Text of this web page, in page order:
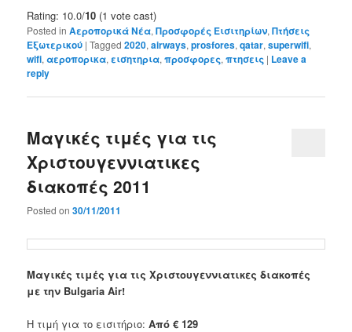
Rating: 10.0/10 (1 vote cast)
Posted in Αεροπορικά Νέα,Προσφορές Εισιτηρίων,Πτήσεις
Εξωτερικού |Tagged 2020,airways,prosfores,qatar,superwifi,
wifi,αεροπορικα,εισητηρια,προσφορες,πτησεις | Leave a
reply
Μαγικές τιμές για τις
Χριστουγεννιατικες
διακοπές 2011
Posted on30/11/2011
Μαγικές τιμές για τις Χριστουγεννιατικες διακοπές
με την Bulgaria Air!
Η τιμή για το εισιτήριο:Από € 129